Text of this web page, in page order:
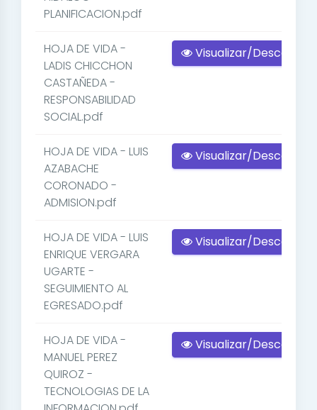
PLANIFICACION.pdf
HOJA DE VIDA -
LADIS CHICCHON
CASTAÑEDA -
RESPONSABILIDAD
SOCIAL.pdf
Visualizar/Descargar
HOJA DE VIDA - LUIS
AZABACHE
CORONADO -
ADMISION.pdf
Visualizar/Descargar
HOJA DE VIDA - LUIS
ENRIQUE VERGARA
UGARTE -
SEGUIMIENTO AL
EGRESADO.pdf
Visualizar/Descargar
HOJA DE VIDA -
MANUEL PEREZ
QUIROZ -
TECNOLOGIAS DE LA
Visualizar/Descargar